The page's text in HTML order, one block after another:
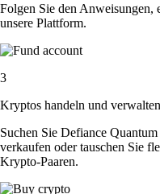
Folgen Sie den Anweisungen,
unsere Plattform.
3
Kryptos handeln und verwalten
Suchen Sie Defiance
verkaufen oder tauschen Sie
Krypto-Paaren.